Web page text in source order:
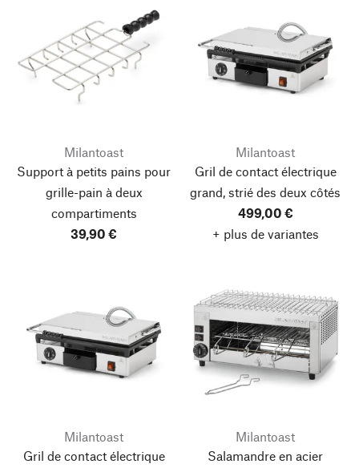
Milantoast
Support à petits pains pour
grille-pain à deux
compartiments
39,90 €
Milantoast
Gril de contact électrique
grand, strié des deux côtés
499,00 €
+ plus de variantes
Milantoast
Gril de contact électrique
Milantoast
Salamandre en acier